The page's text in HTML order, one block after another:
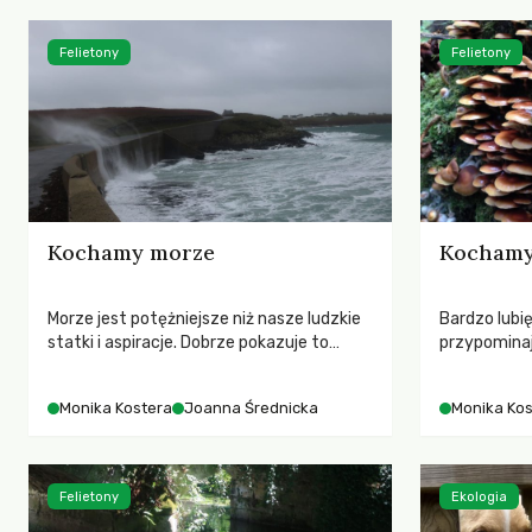
Monika
Kochamy morze
Morze jest potężniejsze niż nasze ludzkie
statki i aspiracje. Dobrze pokazuje to
wrócić do domu.
Monika Kostera Joanna Średnicka
Felietony
Bardzo
wystarczy
wspomnień
Monika
Felietony
Felietony Ekologia